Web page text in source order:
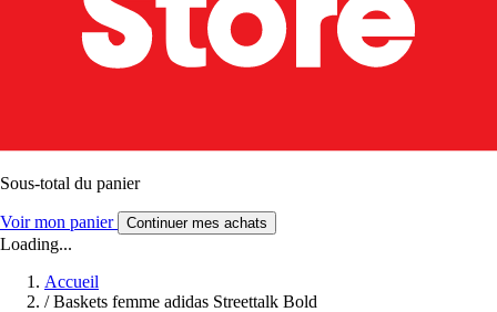
Sous-total du panier
Voir mon panier Continuer mes achats
Loading...
Accueil
/ Baskets femme adidas Streettalk Bold